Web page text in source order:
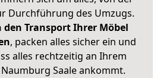
Durchführung des Umzugs.
den Transport Ihrer Möbel
, packen alles sicher ein und
alles rechtzeitig an Ihrem
Saale ankommt.